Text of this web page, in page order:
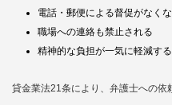
電話・郵便による督促がなく
職場への連絡も禁止される
精神的な負担が一気に軽減する
貸金業法21条により、弁護士への